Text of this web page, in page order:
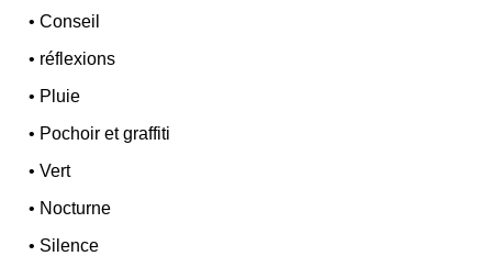
•Conseil
• réflexions
• Pluie
• Pochoir et graffiti
•Vert
• Nocturne
• Silence